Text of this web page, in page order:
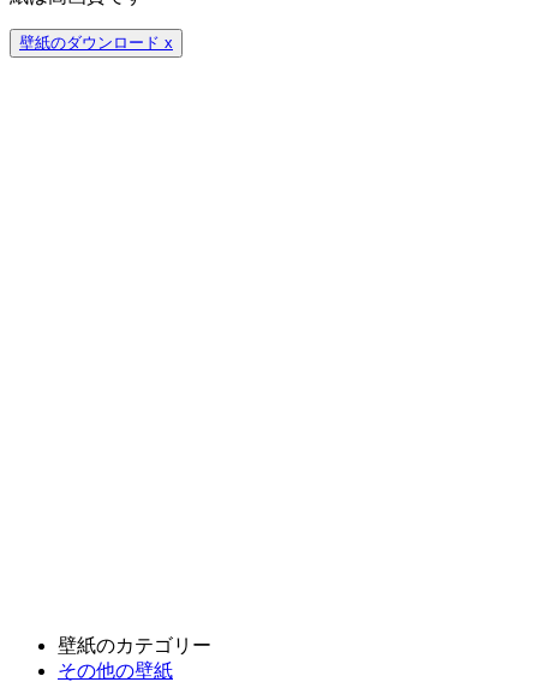
壁紙のダウンロード x
壁紙のカテゴリー
その他の壁紙